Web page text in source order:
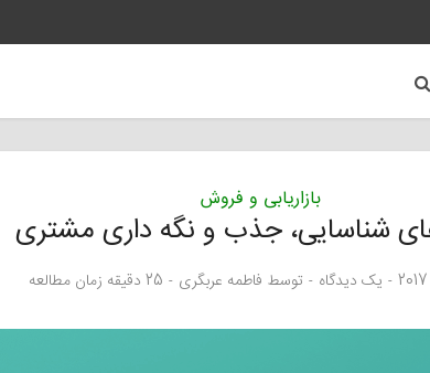
بازاریابی و فروش
شناسایی، جذب و نگه داری مشتری
یک دیدگاه توسط فاطمه عربگری 25 دقیقه زمان مطالعه